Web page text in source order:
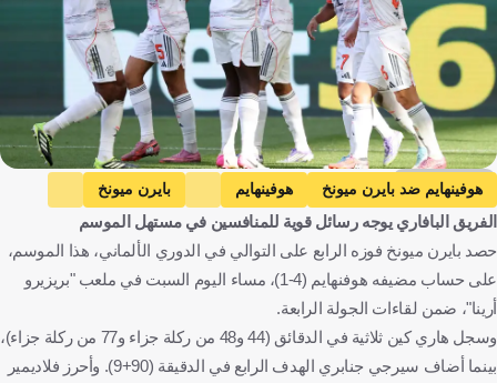
Getty Images
هوفينهايم ضد بايرن ميونخ هوفينهايم
بايرن ميونخ
الدوري الألماني
ألمانيا كرة قدم
الفريق البافاري يوجه رسائل قوية للمنافسين في مستهل الموسم
حصد بايرن ميونخ فوزه الرابع على التوالي في الدوري الألماني، هذا الموسم،
على حساب مضيفه هوفنهايم (4-1)، مساء اليوم السبت في ملعب "بريزيرو
أرينا"، ضمن لقاءات الجولة الرابعة.
وسجل هاري كين ثلاثية في الدقائق (44 و48 من ركلة جزاء و77 من ركلة جزاء)،
بينما أضاف سيرجي جنابري الهدف الرابع في الدقيقة (90+9). وأحرز فلاديمير